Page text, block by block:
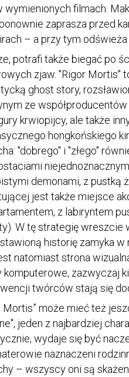
wymienionych filmach.
zaprasza przed
– a przy tym odświeża
potrafi także biegać po
zjaw. "Rigor Mortis"
ghost story,
ze
krwiopijcy, ale także
hongkońskiego
"dobrego" i "złego"
demonami, z pustką
jest także miejsce
z labiryntem
W tę strategię wreszcie
historię zamyka
natomiast strona
zazwyczaj
twórców stają się
Mortis” może mieć też
jeden z najbardziej
wydaje się być
naznaczeni
– wszyscy oni są